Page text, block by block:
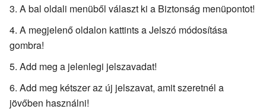
A bal oldali menüből választ ki a Biztonság menüpontot!
A megjelenő oldalon kattints a Jelszó módosítása
gombra!
Add meg a jelenlegi jelszavadat!
Add meg kétszer az új jelszavat, amit szeretnél a
jövőben használni!